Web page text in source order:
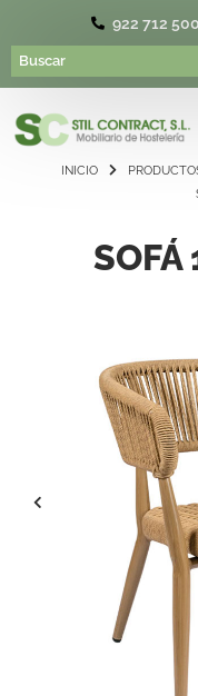
922 712 500
INICIO
SOFÁ